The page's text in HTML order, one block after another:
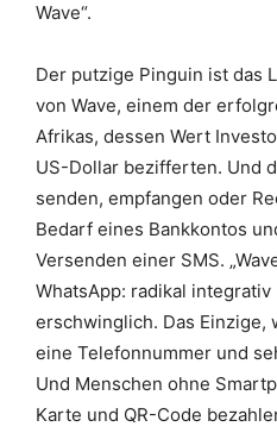
Wave“.
Der putzige Pinguin ist das
von Wave, einem der
Afrikas, dessen Wert
US-Dollar bezifferten. Und
senden, empfangen oder
Bedarf eines Bankkontos
Versenden einer SMS.
WhatsApp: radikal integrativ
erschwinglich. Das Einzige,
eine Telefonnummer und
Und Menschen ohne
Karte und QR-Code